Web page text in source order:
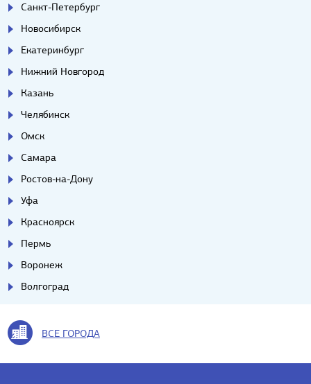
Санкт-Петербург
Новосибирск
Екатеринбург
Нижний Новгород
Казань
Челябинск
Омск
Самара
Ростов-на-Дону
Уфа
Красноярск
Пермь
Воронеж
Волгоград
ВСЕ ГОРОДА